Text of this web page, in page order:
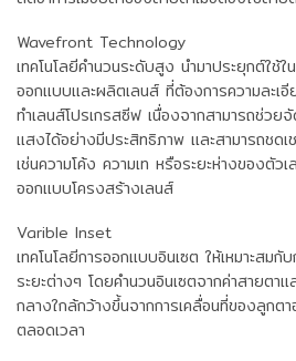
Wavefront Technology
เทคโนโลยีคำนวนระดับสูง นำมาประยุกต์ใช้ใ
ออกแบบและผลิตเลนส์ ที่ต้องการความละเอี
ทำเลนส์โปรเกรสซีฟ เนื่องจากสามารถช่วย
แสงได้อย่างมีประสิทธิภาพ และสามารถชด
เช่นความโค้ง ความเท หรือระยะห่างของตัว
ออกแบบโครงสร้างเลนส์
Varible Inset
เทคโนโลยีการออกแบบอินเซต ให้เหมาะสม
ระยะต่างๆ โดยคำนวนอินเซตจากค่าสายตา
กลางใกล้กว้างขึ้นจากการเคลื่อนที่ของลูกต
ตลอดเวลา